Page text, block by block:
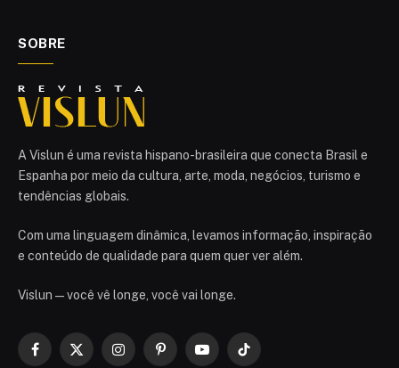
SOBRE
A Vislun é uma revista hispano-brasileira que conecta Brasil e
Espanha por meio da cultura, arte, moda, negócios, turismo e
tendências globais.
Com uma linguagem dinâmica, levamos informação, inspiração
e conteúdo de qualidade para quem quer ver além.
Vislun — você vê longe, você vai longe.
Facebook
X
InstagramPinterestYouTubeTikTok